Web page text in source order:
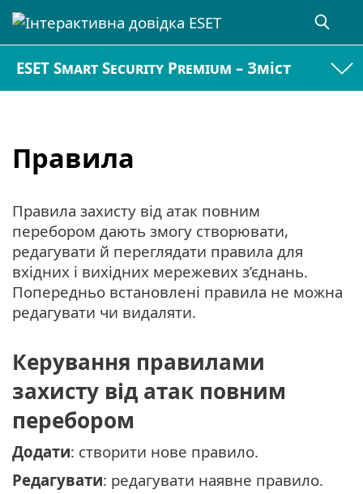
ESET Smart Security Premium – Зміст
Правила
Правила захисту від атак повним
перебором дають змогу створювати,
редагувати й переглядати правила для
вхідних і вихідних мережевих з’єднань.
Попередньо встановлені правила не можна
редагувати чи видаляти.
Керування правилами
захисту від атак повним
перебором
Додати: створити нове правило.
Редагувати: редагувати наявне правило.